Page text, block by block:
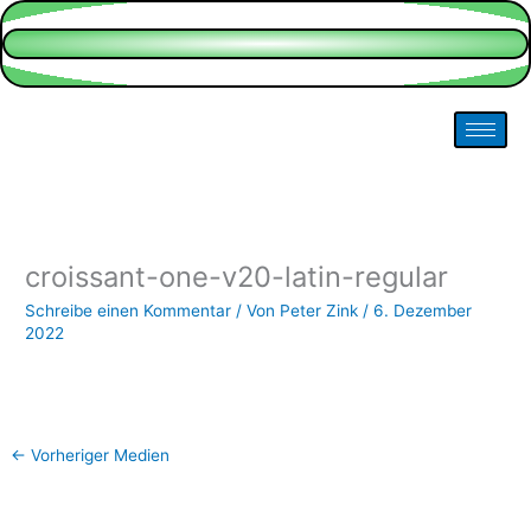
Zum
Inhalt
springen
croissant-one-v20-latin-regular
Schreibe einen Kommentar / Von Peter Zink /6. Dezember
2022
← Vorheriger Medien